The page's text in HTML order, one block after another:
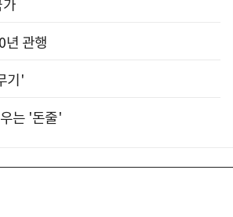
년 관행
기'
는 '돈줄'